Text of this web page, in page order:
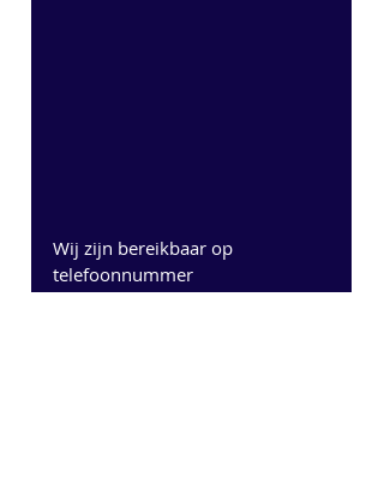
Wij zijn bereikbaar op
telefoonnummer
058-2532166 of via de mail